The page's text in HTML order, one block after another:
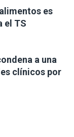
es
el TS
a una
clínicos por